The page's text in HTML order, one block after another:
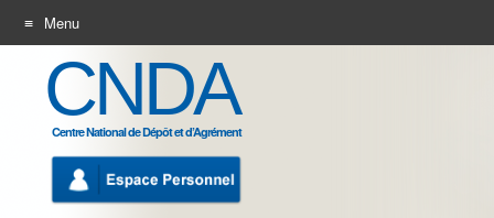
Menu
CONTENU
CNDA
Centre National de Dépôt et d’Agrément